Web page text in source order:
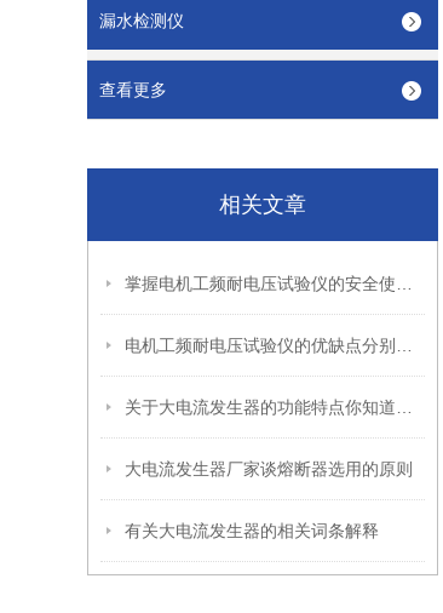
漏水检测仪
查看更多
相关文章
大电流发生器厂家谈熔断器选用的原则
有关大电流发生器的相关词条解释